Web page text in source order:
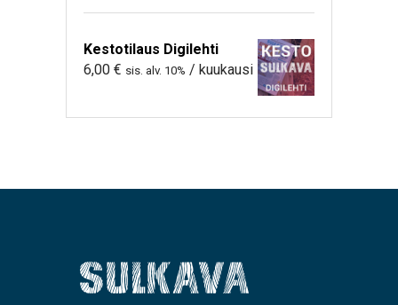
Kestotilaus Digilehti
6,00 € sis. alv. 10% / kuukausi